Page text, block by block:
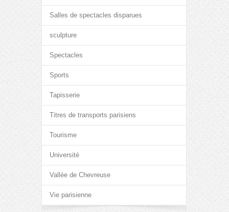
Salles de spectacles disparues
sculpture
Spectacles
Sports
Tapisserie
Titres de transports parisiens
Tourisme
Université
Vallée de Chevreuse
Vie parisienne